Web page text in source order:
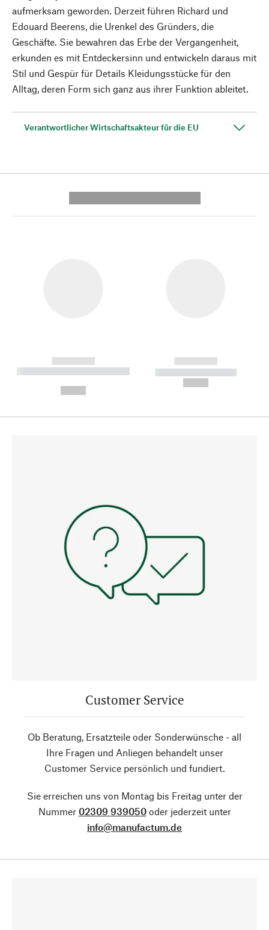
aufmerksam geworden. Derzeit führen Richard und
Edouard Beerens, die Urenkel des Gründers, die
Geschäfte. Sie bewahren das Erbe der Vergangenheit,
erkunden es mit Entdeckersinn und entwickeln daraus mit
Stil und Gespür für Details Kleidungsstücke für den
Alltag, deren Form sich ganz aus ihrer Funktion ableitet.
Verantwortlicher Wirtschaftsakteur für die EU
------------
----------- ----------- --------
------------
----------- -----------
Customer Service
Ob Beratung, Ersatzteile oder Sonderwünsche - all
Ihre Fragen und Anliegen behandelt unser
Customer Service persönlich und fundiert.
Sie erreichen uns von Montag bis Freitag unter der
Nummer 02309 939050oder jederzeit unter
info@manufactum.de